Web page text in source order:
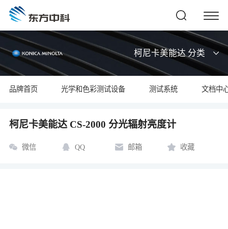
柯尼卡美能达 分类
品牌首页 光学和色彩测试设备 测试系统 文档中
柯尼卡美能达 CS-2000 分光辐射亮度计
微信 QQ 邮箱 收藏